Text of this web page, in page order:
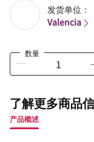
发货单位：
Valencia
数量
了解更多商品
产品概述